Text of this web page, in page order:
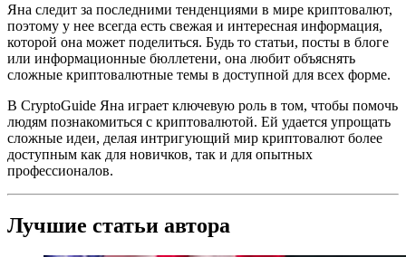
Яна следит за последними тенденциями в мире криптовалют,
поэтому у нее всегда есть свежая и интересная информация,
которой она может поделиться. Будь то статьи, посты в блоге
или информационные бюллетени, она любит объяснять
сложные криптовалютные темы в доступной для всех форме.
В CryptoGuide Яна играет ключевую роль в том, чтобы помочь
людям познакомиться с криптовалютой. Ей удается упрощать
сложные идеи, делая интригующий мир криптовалют более
доступным как для новичков, так и для опытных
профессионалов.
Лучшие статьи автора